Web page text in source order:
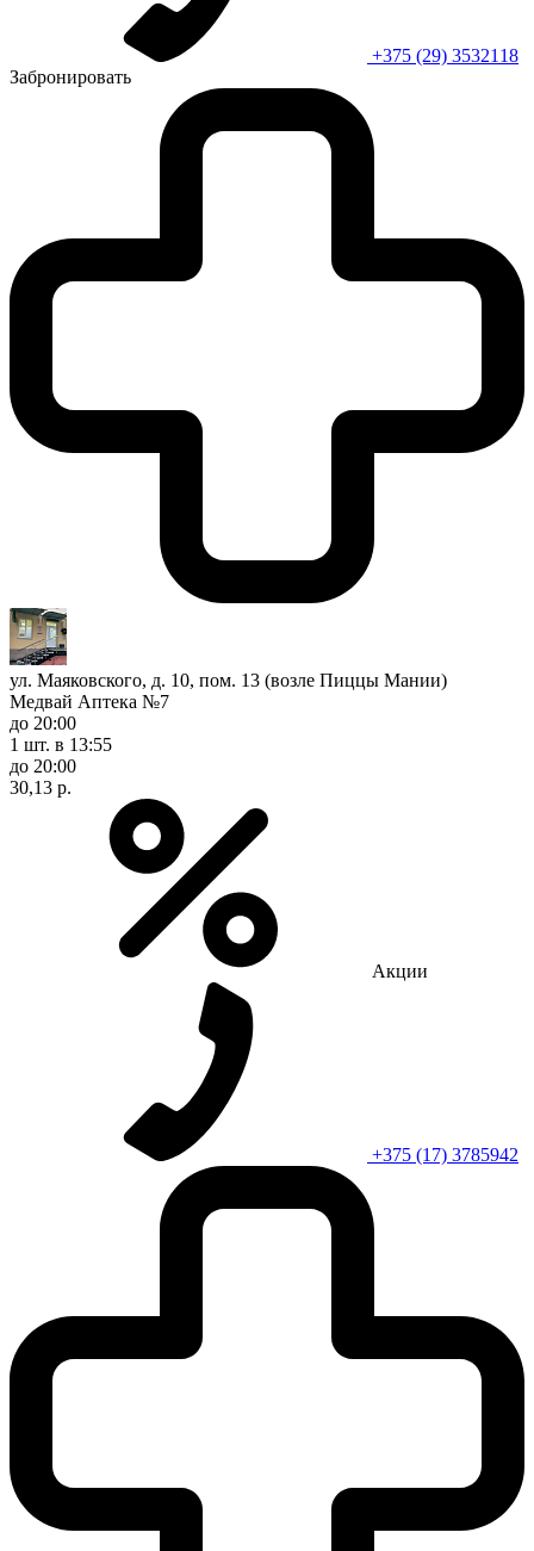
+375 (29) 3532118
Забронировать
ул. Маяковского, д. 10, пом. 13 (возле Пиццы Мании)
Медвай Аптека №7
до 20:00
1 шт. в 13:55
до 20:00
30,13 р.
Акции
+375 (17) 3785942